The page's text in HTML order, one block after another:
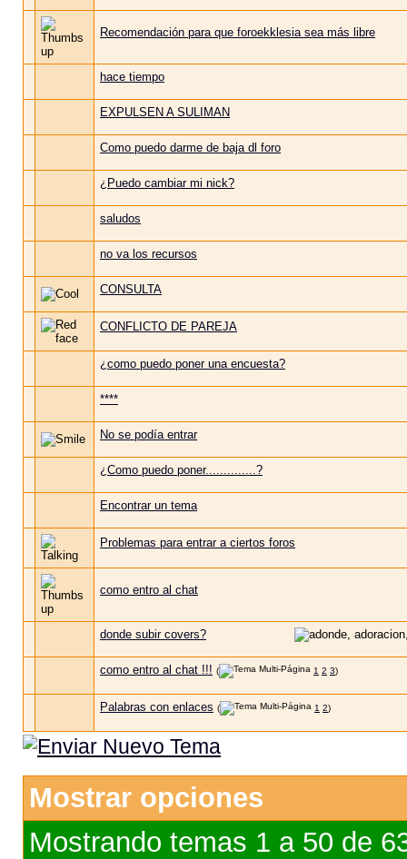
Recomendación para que foroekklesia sea más libre
hace tiempo
EXPULSEN A SULIMAN
Como puedo darme de baja dl foro
¿Puedo cambiar mi nick?
saludos
no va los recursos
CONSULTA
CONFLICTO DE PAREJA
¿como puedo poner una encuesta?
****
No se podía entrar
¿Como puedo poner..............?
Encontrar un tema
Problemas para entrar a ciertos foros
como entro al chat
donde subir covers?
como entro al chat !!! ( 1 2 3)
Palabras con enlaces ( 1 2)
Mostrar opciones
Mostrando temas 1 a 50 de